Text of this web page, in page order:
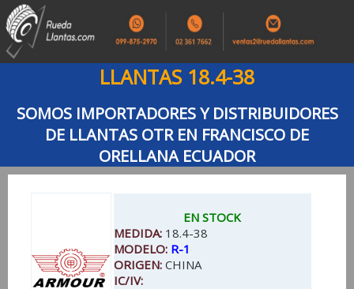
LLANTAS 18.4-38
SOMOS IMPORTADORES Y DISTRIBUIDORES
DE LLANTAS OTR EN FRANCISCO DE
ORELLANA ECUADOR
EN STOCK
MEDIDA: 18.4-38
MODELO: R-1
ORIGEN: CHINA
IC/IV: